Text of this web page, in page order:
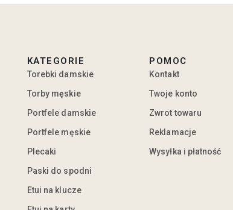
KATEGORIE
Torebki damskie
Torby męskie
Portfele damskie
Portfele męskie
Plecaki
Paski do spodni
Etui na klucze
POMOC
Kontakt
Twoje konto
Zwrot towaru
Reklamacje
Wysyłka i płatność